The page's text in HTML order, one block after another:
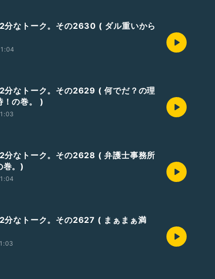
分なトーク。その2630 ( ダル重いから
分なトーク。その2629 ( 何でだ？の理
！の巻。 )
分なトーク。その2628 ( 弁護士事務所
巻。)
分なトーク。その2627 ( まぁまぁ満